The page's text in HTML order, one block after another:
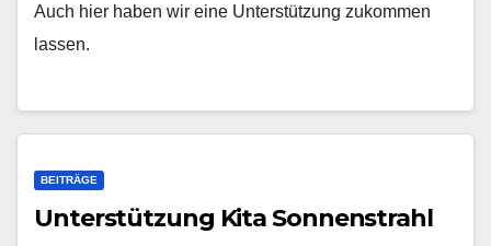
Auch hier haben wir eine Unterstützung zukommen
lassen.
BEITRÄGE
Unterstützung Kita Sonnenstrahl